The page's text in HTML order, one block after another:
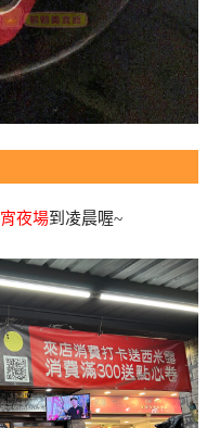
宵夜場到凌晨喔~